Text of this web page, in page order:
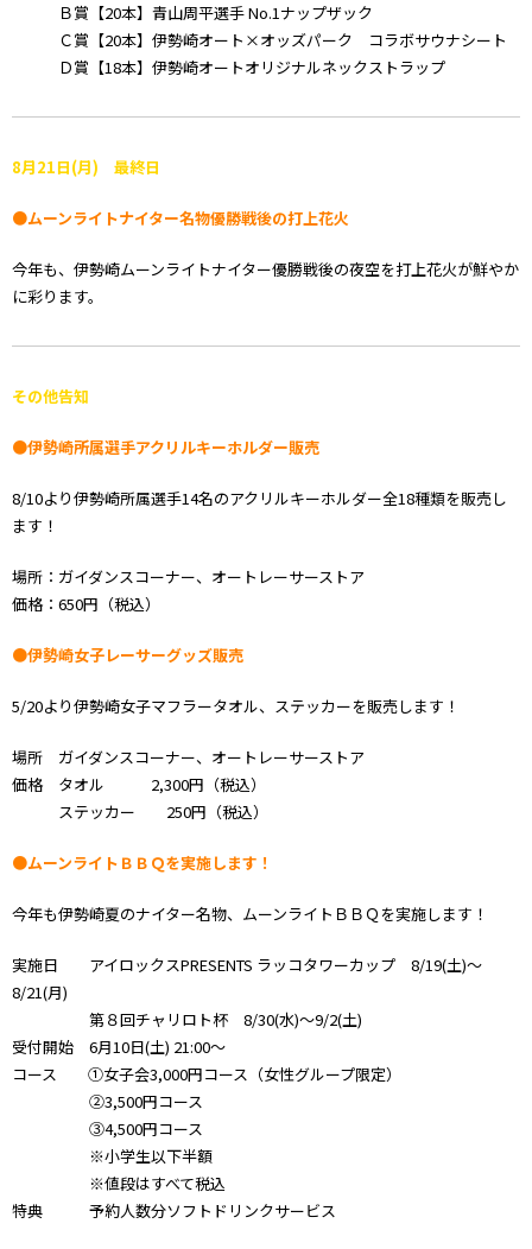
Ｂ賞【20本】青山周平選手 No.1ナップザック
Ｃ賞【20本】伊勢崎オート×オッズパーク コラボサウナシート
Ｄ賞【18本】伊勢崎オートオリジナルネックストラップ
8月21日(月) 最終日
●ムーンライトナイター名物優勝戦後の打上花火
今年も、伊勢崎ムーンライトナイター優勝戦後の夜空を打上花火が鮮やか
に彩ります。
その他告知
●伊勢崎所属選手アクリルキーホルダー販売
8/10より伊勢崎所属選手14名のアクリルキーホルダー全18種類を販売し
ます！
場所：ガイダンスコーナー、オートレーサーストア
価格：650円（税込）
●伊勢崎女子レーサーグッズ販売
5/20より伊勢崎女子マフラータオル、ステッカーを販売します！
場所 ガイダンスコーナー、オートレーサーストア
価格 タオル 2,300円（税込）
ステッカー 250円（税込）
●ムーンライトＢＢＱを実施します！
今年も伊勢崎夏のナイター名物、ムーンライトＢＢＱを実施します！
実施日 アイロックスPRESENTS ラッコタワーカップ 8/19(土)～
8/21(月)
第８回チャリロト杯 8/30(水)～9/2(土)
受付開始 6月10日(土) 21:00～
コース ①女子会3,000円コース（女性グループ限定）
②3,500円コース
③4,500円コース
※小学生以下半額
※値段はすべて税込
特典 予約人数分ソフトドリンクサービス